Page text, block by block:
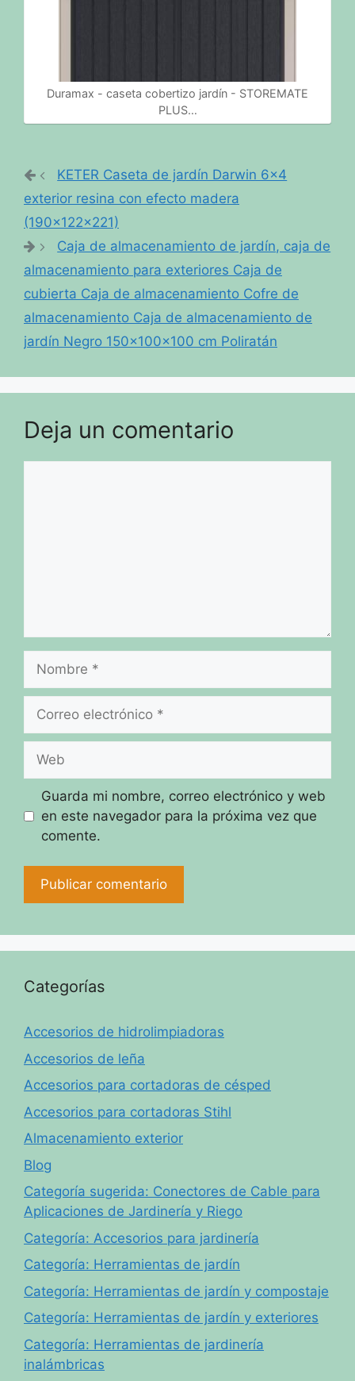
Duramax - caseta cobertizo jardín - STOREMATE
PLUS…
KETER Caseta de jardín Darwin 6×4
exterior resina con efecto madera
(190x122x221)
Caja de almacenamiento de jardín, caja de
almacenamiento para exteriores Caja de
cubierta Caja de almacenamiento Cofre de
almacenamiento Caja de almacenamiento de
jardín Negro 150x100x100 cm Poliratán
Deja un comentario
electrónico
Guarda mi nombre, correo electrónico y web
en este navegador para la próxima vez que
comente.
Categorías
Accesorios de hidrolimpiadoras
Accesorios de leña
Accesorios para cortadoras de césped
Accesorios para cortadoras Stihl
Almacenamiento exterior
Blog
Categoría sugerida: Conectores de Cable para
Aplicaciones de Jardinería y Riego
Categoría: Accesorios para jardinería
Categoría: Herramientas de jardín
Categoría: Herramientas de jardín y compostaje
Categoría: Herramientas de jardín y exteriores
Categoría: Herramientas de jardinería
inalámbricas